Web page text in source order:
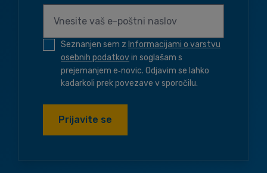
Seznanjen sem z Informacijami o varstvu
osebnih podatkovin soglašam s
prejemanjem e‑novic. Odjavim se lahko
kadarkoli prek povezave v sporočilu.
Prijavite se